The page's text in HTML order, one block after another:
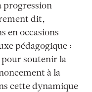
progression
dit,
en occasions
pédagogique :
pour soutenir la
à la
cette dynamique